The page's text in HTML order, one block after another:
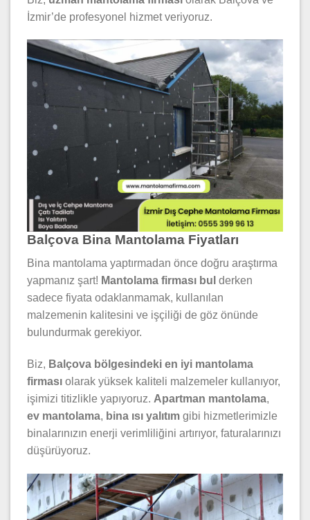
İzmir’de profesyonel hizmet veriyoruz.
Balçova Bina Mantolama Fiyatları
Bina mantolama yaptırmadan önce doğru araştırma
yapmanız şart! Mantolama firması bul derken
sadece fiyata odaklanmamak, kullanılan
malzemenin kalitesini ve işçiliği de göz önünde
bulundurmak gerekiyor.
Biz, Balçova bölgesindeki en iyi mantolama
firması olarak yüksek kaliteli malzemeler kullanıyor,
işimizi titizlikle yapıyoruz. Apartman mantolama,
ev mantolama, bina ısı yalıtım gibi hizmetlerimizle
binalarınızın enerji verimliliğini artırıyor, faturalarınızı
düşürüyoruz.